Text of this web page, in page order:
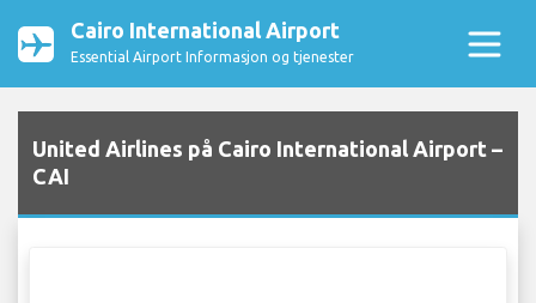
Cairo International Airport
Essential Airport Informasjon og tjenester
United Airlines på Cairo International Airport –
CAI